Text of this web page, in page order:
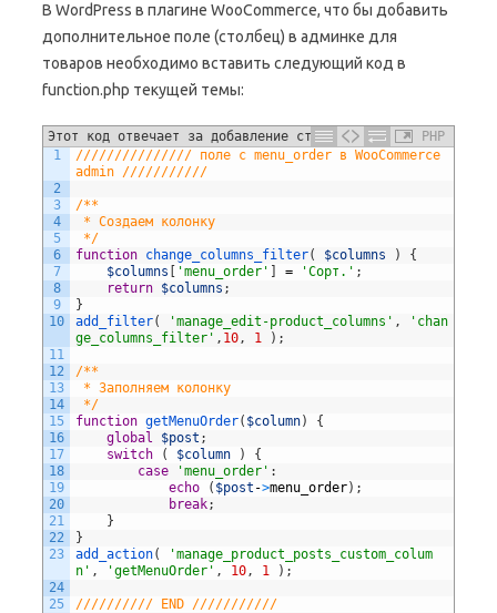
В WordPress в плагине WooCommerce, что бы добавить
дополнительное поле (столбец) в админке для
товаров необходимо вставить следующий код в
function.php текущей темы:
Этот код отвечает за добавление столбца в
WooCommerce и так же заполнение его в админ панеле
PHP
1
2
3
4
5
6
7
8
9
10
11
12
13
14
15
16
17
18
19
20
21
22
23
24
25
/////////////// поле с menu_order в WooCommerce
admin ///////////
/**
* Создаем колонку
*/
function change_columns_filter( $columns )
{
$columns
'menu_order' = 'Сорт.' ;
return $columns ;
}
add_filter( 'manage_edit-product_columns' ,
'chan
ge_columns_filter' , 10, 1 ) ;
/**
* Заполняем колонку
*/
function getMenuOrder( $column)
{
global
$post ;
switch
( $column )
{
case
'menu_order' :
echo
( $post ->menu_order) ;
break;
}
}
add_action(
'manage_product_posts_custom_colum
n' , 'getMenuOrder' , 10, 1 ) ;
////////// END ///////////